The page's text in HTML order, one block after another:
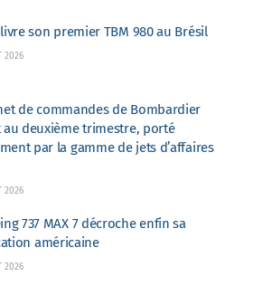
son premier TBM 980 au Brésil
2026
de commandes de Bombardier
deuxième trimestre, porté
par la gamme de jets d’affaires
2026
737 MAX 7 décroche enfin sa
américaine
2026